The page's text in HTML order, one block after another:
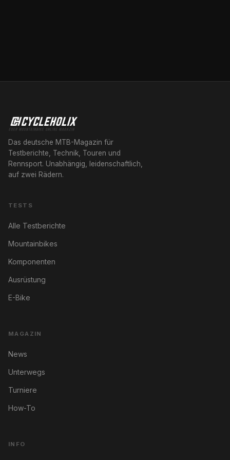
Das deutsche MTB-Magazin für
Testberichte, Technik, Touren und
Rennsport. Unabhängig, leidenschaftlich,
auf zwei Rädern.
TESTS
Alle Testberichte
Mountainbikes
Komponenten
Ausrüstung
E-Bike
MAGAZIN
News
Unterwegs
Turniere
How-To
INFO